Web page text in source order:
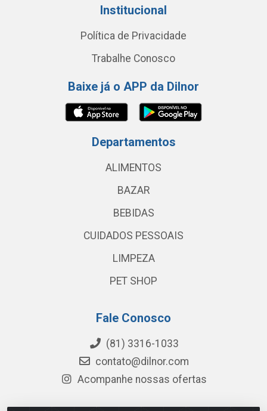
Institucional
Política de Privacidade
Trabalhe Conosco
Baixe já o APP da Dilnor
Departamentos
ALIMENTOS
BAZAR
BEBIDAS
CUIDADOS PESSOAIS
LIMPEZA
PET SHOP
Fale Conosco
(81) 3316-1033
contato@dilnor.com
Acompanhe nossas ofertas